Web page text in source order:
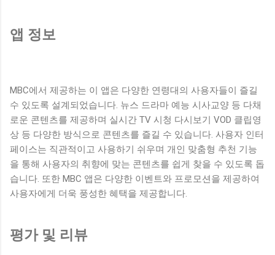
앱 정보
MBC에서 제공하는 이 앱은 다양한 연령대의 사용자들이 즐길
수 있도록 설계되었습니다. 뉴스 드라마 예능 시사교양 등 다채
로운 콘텐츠를 제공하며 실시간 TV 시청 다시보기 VOD 클립영
상 등 다양한 방식으로 콘텐츠를 즐길 수 있습니다. 사용자 인터
페이스는 직관적이고 사용하기 쉬우며 개인 맞춤형 추천 기능
을 통해 사용자의 취향에 맞는 콘텐츠를 쉽게 찾을 수 있도록 돕
습니다. 또한 MBC 앱은 다양한 이벤트와 프로모션을 제공하여
사용자에게 더욱 풍성한 혜택을 제공합니다.
평가 및 리뷰